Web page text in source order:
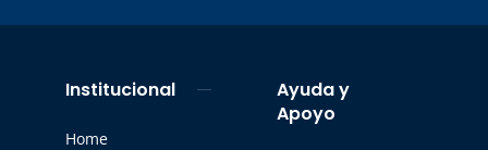
Institucional
Home
Ayuda y
Apoyo